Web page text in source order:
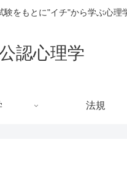
験をもとに"イチ"から学ぶ心理
認心理学
法規